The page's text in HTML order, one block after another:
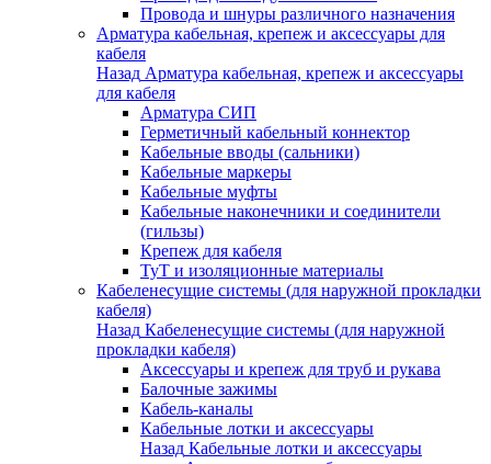
Провода и шнуры различного назначения
Арматура кабельная, крепеж и аксессуары для
кабеля
Назад Арматура кабельная, крепеж и аксессуары
для кабеля
Арматура СИП
Герметичный кабельный коннектор
Кабельные вводы (сальники)
Кабельные маркеры
Кабельные муфты
Кабельные наконечники и соединители
(гильзы)
Крепеж для кабеля
ТуТ и изоляционные материалы
Кабеленесущие системы (для наружной прокладки
кабеля)
Назад Кабеленесущие системы (для наружной
прокладки кабеля)
Аксессуары и крепеж для труб и рукава
Балочные зажимы
Кабель-каналы
Кабельные лотки и аксессуары
Назад Кабельные лотки и аксессуары